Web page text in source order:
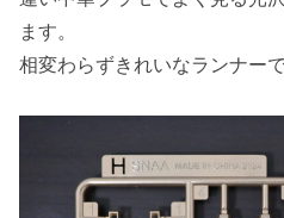
ます。
相変わらずきれいなランナーで